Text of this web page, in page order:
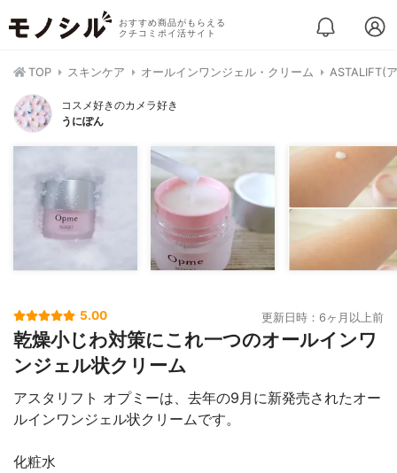
おすすめ商品がもらえる
クチコミポイ活サイト
TOP スキンケア オールインワンジェル・クリーム ASTALIFT(
コスメ好きのカメラ好き
うにぽん
5.00 更新日時：6ヶ月以上前
乾燥小じわ対策にこれ一つのオールインワ
ンジェル状クリーム
アスタリフト オプミーは、去年の9月に新発売されたオー
ルインワンジェル状クリームです。
化粧水